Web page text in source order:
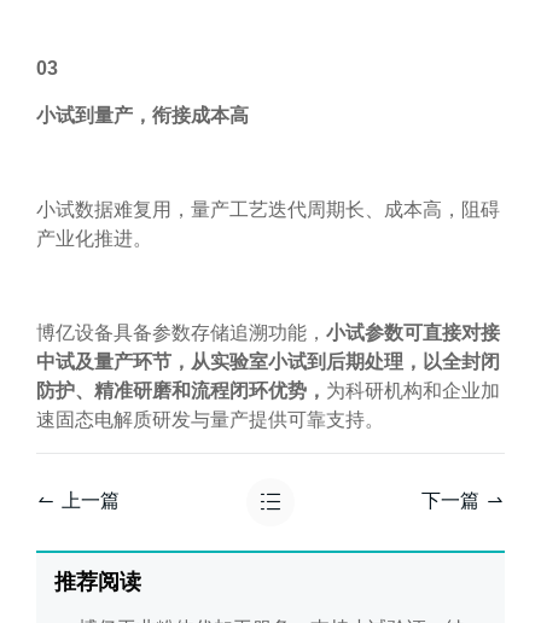
03
小试到量产，衔接成本高
小试数据难复用，量产工艺迭代周期长、成本高，阻碍
产业化推进。
博亿设备具备参数存储追溯功能， 小试参数可直接对接
中试及量产环节，从实验室小试到后期处理，以全封闭
防护、精准研磨和流程闭环优势， 为科研机构和企业加
速固态电解质研发与量产提供可靠支持。
上一篇 下一篇
推荐阅读